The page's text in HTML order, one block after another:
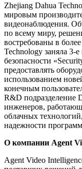
Zhejiang Dahua
мировым
видеонаблюдения.
по всему миру,
востребованы в
Technology заняла 3-
безопасности
предоставлять
использованием
конечным
R&D подразделение
инженеров,
облачных
надежности
О компании Agent
Agent Video